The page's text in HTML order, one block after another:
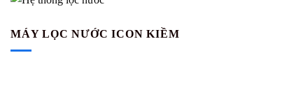
MÁY LỌC NƯỚC ICON KIỀM